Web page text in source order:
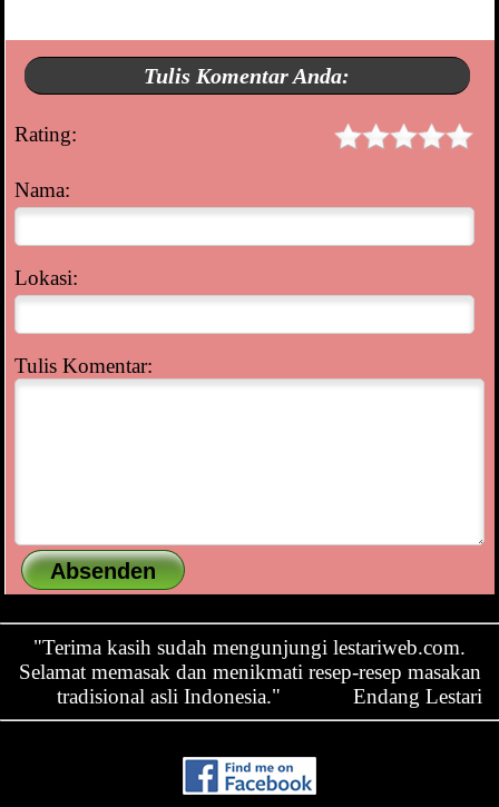
Tulis Komentar Anda:
Rating:
Nama:
Lokasi:
Tulis Komentar:
"Terima kasih sudah mengunjungi lestariweb.com.
Selamat memasak dan menikmati resep-resep masakan
tradisional asli Indonesia."
Endang Lestari